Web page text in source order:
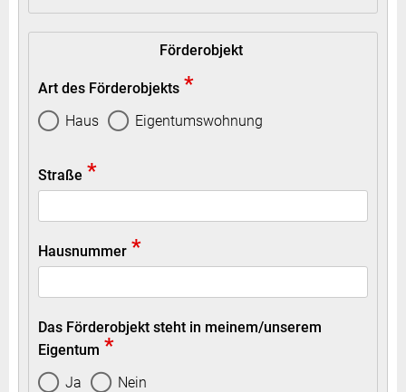
Förderobjekt
Art des Förderobjekts *
Haus Eigentumswohnung
Straße *
Hausnummer *
Das Förderobjekt steht in meinem/unserem
Eigentum *
Ja Nein